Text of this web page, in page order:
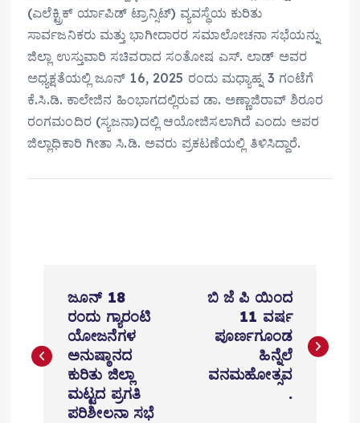
(ಎಲೆಕ್ಟ್ರಿಕ್ ರ್ಯಾಪಿಡ್ ಟ್ರಾನ್ಸಿಟ್) ವ್ಯವಸ್ಥೆಯ ಕುರಿತು
ಸಾರ್ವಜನಿಕರು ಮತ್ತು ಭಾಗೀದಾರರ ಸಮಾಲೋಚನಾ ಸಭೆಯನ್ನು
ಜಿಲ್ಲಾ ಉಸ್ತುವಾರಿ ಸಚಿವರಾದ ಸಂತೋಷ ಎಸ್. ಲಾಡ್ ಅವರ
ಅಧ್ಯಕ್ಷತೆಯಲ್ಲಿ ಜೂನ್ 16, 2025 ರಂದು ಮಧ್ಯಾಹ್ನ 3 ಗಂಟೆಗೆ
ಕೆ.ಸಿ.ಡಿ. ಕಾಲೇಜಿನ ಹಿಂಭಾಗದಲ್ಲಿರುವ ಡಾ. ಅಣ್ಣಾಜಿರಾವ್ ಶಿರೂರ
ರಂಗಮಂದಿರ (ಸ್ಯಜನಾ)ದಲ್ಲಿ ಆಯೋಜಿಸಲಾಗಿದೆ ಎಂದು ಅಪರ
ಜಿಲ್ಲಾಧಿಕಾರಿ ಗೀತಾ ಸಿ.ಡಿ. ಅವರು ಪ್ರಕಟಣೆಯಲ್ಲಿ ತಿಳಿಸಿದ್ದಾರೆ.
s
t
ಜೂನ್ 18
ರಂದು ಗ್ಯಾರಂಟಿ
ಯೋಜನೆಗಳ
ಅನುಷ್ಠಾನದ
ಕುರಿತು ಜಿಲ್ಲಾ
ಮಟ್ಟದ ಪ್ರಗತಿ
ಪರಿಶೀಲನಾ ಸಭೆ
ಬಿ ಜೆ ಪಿ ಯಿಂದ
11 ವರ್ಷ
ಪೂರ್ಣಗೂಂಡ
ಹಿನ್ನೆಲೆ
ವನಮಹೋತ್ಸವ
.